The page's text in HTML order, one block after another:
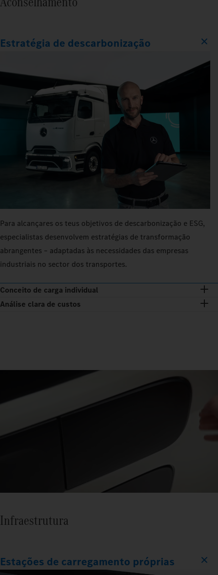
Estratégia de descarbonização
Para alcançares os teus objetivos de descarbonização e ESG,
especialistas desenvolvem estratégias de transformação
abrangentes – adaptadas às necessidades das empresas
industriais no sector dos transportes.
Conceito de carga individual
Análise clara de custos
Infraestrutura
Estações de carregamento próprias